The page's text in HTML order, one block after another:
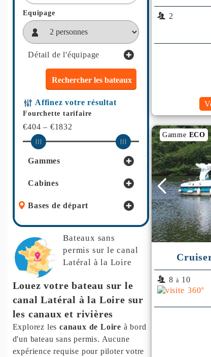
Equipage
Détail de l'équipage
Affinez votre résultat
Fourchette tarifaire
€404 – €1832
Gammes
Cabines
Bases de départ
Bateaux sans
permis sur le canal
Latéral à la Loire
Louez votre bateau sur le
canal Latéral à la Loire sur
les canaux et rivières
Explorez les canaux de Loire à bord
d'un bateau sans permis. Aucune
expérience requise pour piloter votre
2
Gamme ECO
8 à 10